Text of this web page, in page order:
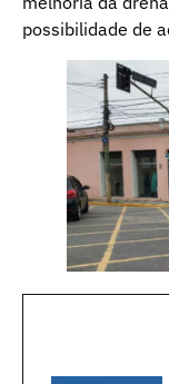
possibilidade de